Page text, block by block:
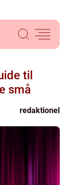
til
små
redaktionel